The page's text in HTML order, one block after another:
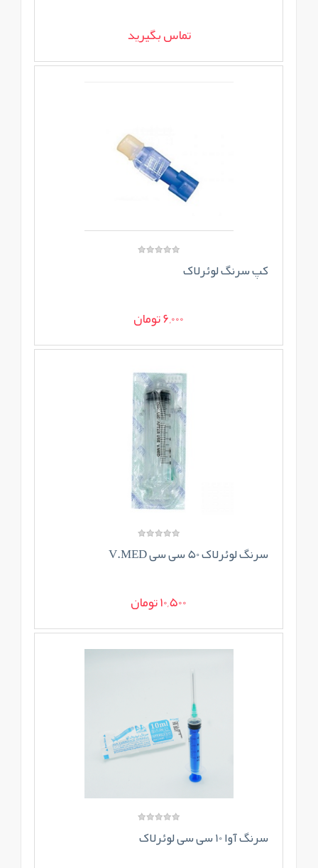
تماس بگیرید
کپ سرنگ لوئرلاک
6,000 تومان
سرنگ لوئرلاک 50 سی سی V.MED
10,500 تومان
سرنگ آوا 10 سی سی لوئرلاک